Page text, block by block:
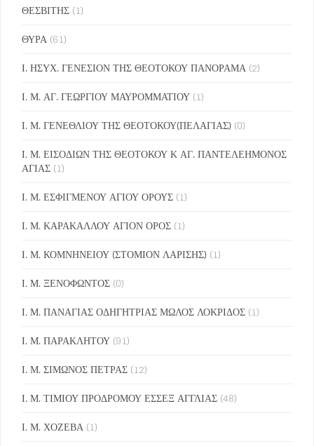
ΘΕΣΒΙΤΗΣ (1)
ΘΥΡΑ (61)
Ι. ΗΣΥΧ. ΓΕΝΕΣΙΟΝ ΤΗΣ ΘΕΟΤΟΚΟΥ ΠΑΝΟΡΑΜΑ (2)
Ι. Μ. ΑΓ. ΓΕΩΡΓΙΟΥ ΜΑΥΡΟΜΜΑΤΙΟΥ (1)
Ι. Μ. ΓΕΝΕΘΛΙΟΥ ΤΗΣ ΘΕΟΤΟΚΟΥ(ΠΕΛΑΓΙΑΣ) (0)
Ι. Μ. ΕΙΣΟΔΙΩΝ ΤΗΣ ΘΕΟΤΟΚΟΥ Κ ΑΓ. ΠΑΝΤΕΛΕΗΜΟΝΟΣ
ΑΓΙΑΣ (1)
Ι. Μ. ΕΣΦΙΓΜΕΝΟΥ ΑΓΙΟΥ ΟΡΟΥΣ (1)
Ι. Μ. ΚΑΡΑΚΑΛΛΟΥ ΑΓΙΟΝ ΟΡΟΣ (1)
Ι. Μ. ΚΟΜΝΗΝΕΙΟΥ (ΣΤΟΜΙΟΝ ΛΑΡΙΣΗΣ) (1)
Ι. Μ. ΞΕΝΟΦΩΝΤΟΣ (0)
Ι. Μ. ΠΑΝΑΓΙΑΣ ΟΔΗΓΗΤΡΙΑΣ ΜΩΛΟΣ ΛΟΚΡΙΔΟΣ (1)
Ι. Μ. ΠΑΡΑΚΛΗΤΟΥ (91)
Ι. Μ. ΣΙΜΩΝΟΣ ΠΕΤΡΑΣ (12)
Ι. Μ. ΤΙΜΙΟΥ ΠΡΟΔΡΟΜΟΥ ΕΣΣΕΞ ΑΓΓΛΙΑΣ (48)
Ι. Μ. ΧΟΖΕΒΑ (1)